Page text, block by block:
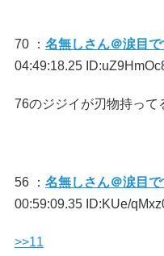
70 ： 名無しさん＠涙目で
04:49:18.25
76のジジイが刃物持って
56 ： 名無しさん＠涙目で
00:59:09.35 ID:KUe/
>>11